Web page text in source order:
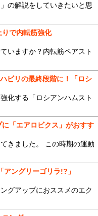
の解説をしていきたいと思
りで内転筋強化
いますか？内転筋ペアスト
ビリの最終段階に！「ロシ
化する「ロシアンハムスト
「エアロビクス」がおすす
きました。 この時期の運動
アングリーゴリラ!?」
グアップにおススメのエク